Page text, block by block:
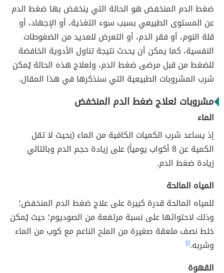
ضغط الدم المنخفض هو الحالة التي ينخفض بها ضغط الدم
عن المستوى الطبيعي بسبب سوء التغذية، أو الإجهاد، أو
قلة النوم، أو فقر الدم، أو التعرض للعديد من الضغوطات
النفسية، كما يمكن أن يحدث نتيجة تناول الأدوية الخافضة
للضغط من قبل مرضى ضغط الدم، ولعلاج هذه الحالة يُمكن
شرب المشروبات الطبيعية التي سنذكرها في هذا المقال.
مشروبات لعلاج ضغط الدم المنخفض
الماء
إذ يساعد شرب الكميات الكافية من الماء (بحيث لا تقل
الكمية عن 8 أكواب يومياً) على زيادة حجم الدم وبالتالي
زيادة ضغط الدم.
المياه المالحة
للمياه المالحة قدرة كبيرة على علاج ضغط الدم المنخفض؛
وذلك لاحتوائها على نسبة مرتفعة من الصوديوم؛ حيث يُمكن
خلط نصف ملعقة صغيرة من الملح الناعم مع كوب من الماء
وشربه.[١]
القهوة